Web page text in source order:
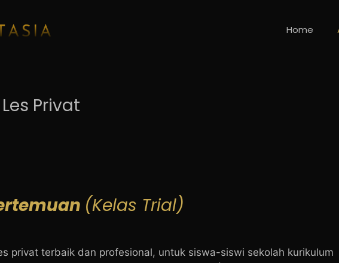
Home
Privat
(Kelas Trial)
privat terbaik dan profesional, untuk siswa-siswi sekolah kurikulum